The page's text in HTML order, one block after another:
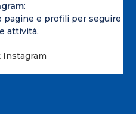
:
pagine e profili per seguire
attività.
Instagram